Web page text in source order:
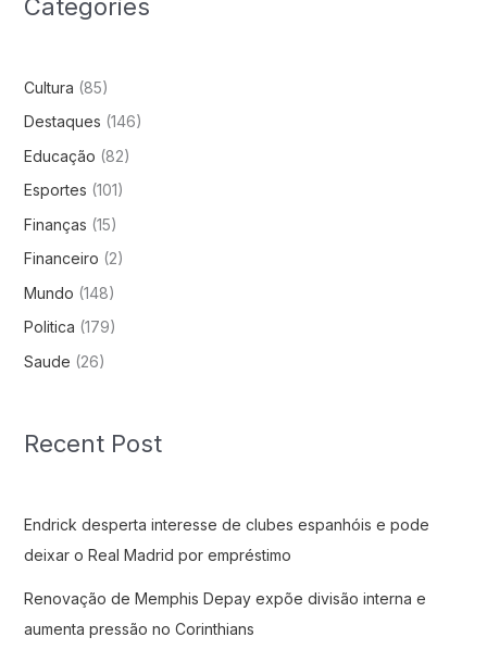
Categories
Cultura (85)
Destaques (146)
Educação (82)
Esportes (101)
Finanças (15)
Financeiro (2)
Mundo (148)
Politica (179)
Saude (26)
Recent Post
Endrick desperta interesse de clubes espanhóis e pode
deixar o Real Madrid por empréstimo
Renovação de Memphis Depay expõe divisão interna e
aumenta pressão no Corinthians